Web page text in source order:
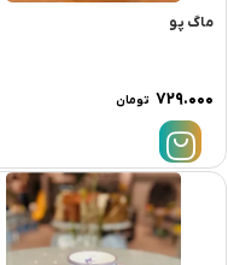
ماگ پو
۷۲۹.۰۰۰ تومان